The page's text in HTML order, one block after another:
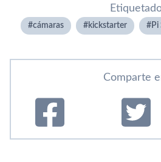
cámaras kickstarter
Comparte